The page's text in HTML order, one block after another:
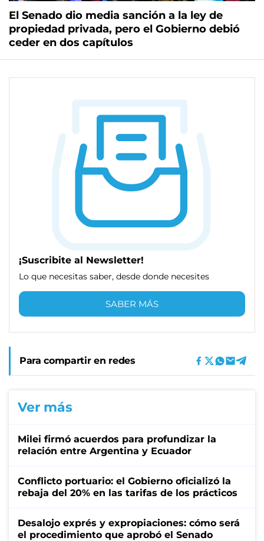
El Senado dio media sanción a la ley de
propiedad privada, pero el Gobierno debió
ceder en dos capítulos
¡Suscribite al Newsletter!
Lo que necesitas saber, desde donde necesites
SABER MÁS
Para compartir en redes
Ver más
Milei firmó acuerdos para profundizar la
relación entre Argentina y Ecuador
Conflicto portuario: el Gobierno oficializó la
rebaja del 20% en las tarifas de los prácticos
Desalojo exprés y expropiaciones: cómo será
el procedimiento que aprobó el Senado